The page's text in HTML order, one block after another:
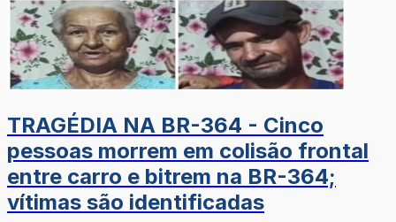
TRAGÉDIA NA BR-364 - Cinco
pessoas morrem em colisão frontal
entre carro e bitrem na BR-364;
vítimas são identificadas